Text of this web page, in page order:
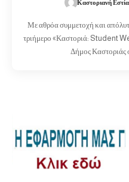
Καστοριανή Εστία
Με αθρόα συμμετοχή και
τριήμερο «Καστοριά: Student
Δήμος Καστοριάς